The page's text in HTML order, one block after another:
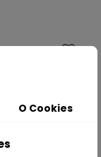
favorite_border
O Cookies